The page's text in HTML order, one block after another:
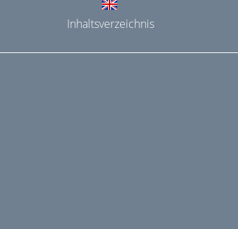
Inhaltsverzeichnis